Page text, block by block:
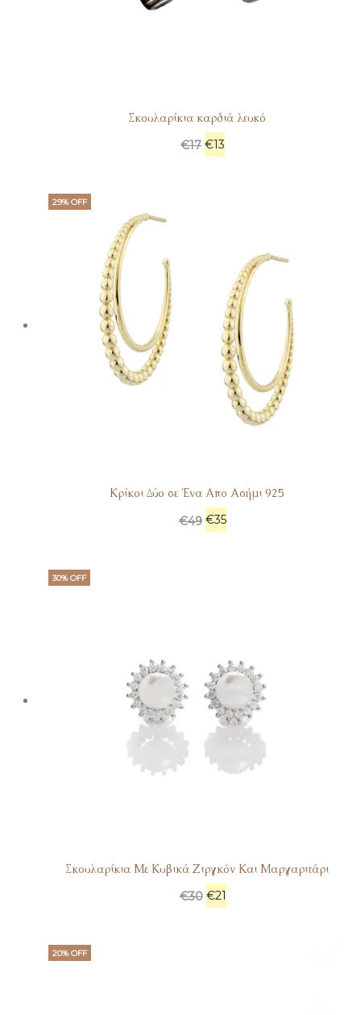
Σκουλαρίκια καρδιά λευκό
€17 €13
29% OFF
Κρίκοι Δύο σε Ένα Απο Ασήμι 925
€49 €35
30% OFF
Σκουλαρίκια Με Κυβικά Ζιργκόν Και Μαργαριτάρι
€30 €21
20% OFF